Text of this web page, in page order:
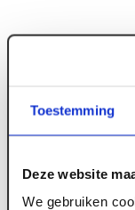
Toestemming
Deze website
We gebruiken
ART003382